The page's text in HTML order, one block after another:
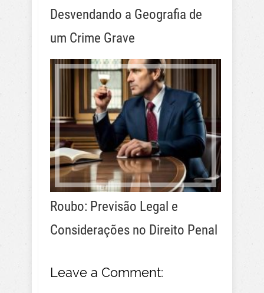
Desvendando a Geografia de
um Crime Grave
Roubo: Previsão Legal e
Considerações no Direito Penal
Leave a Comment: